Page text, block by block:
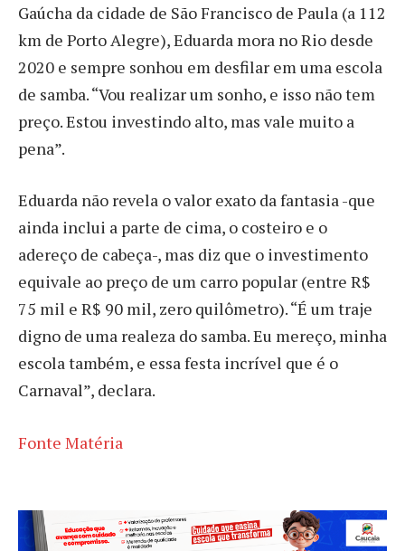
Gaúcha da cidade de São Francisco de Paula (a 112
km de Porto Alegre), Eduarda mora no Rio desde
2020 e sempre sonhou em desfilar em uma escola
de samba. “Vou realizar um sonho, e isso não tem
preço. Estou investindo alto, mas vale muito a
pena”.
Eduarda não revela o valor exato da fantasia -que
ainda inclui a parte de cima, o costeiro e o
adereço de cabeça-, mas diz que o investimento
equivale ao preço de um carro popular (entre R$
75 mil e R$ 90 mil, zero quilômetro). “É um traje
digno de uma realeza do samba. Eu mereço, minha
escola também, e essa festa incrível que é o
Carnaval”, declara.
Fonte Matéria